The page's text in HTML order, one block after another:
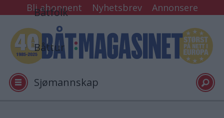
Bli abonnent Nyhetsbrev Annonsere
Båtfolk
Båttur
Sjømannskap